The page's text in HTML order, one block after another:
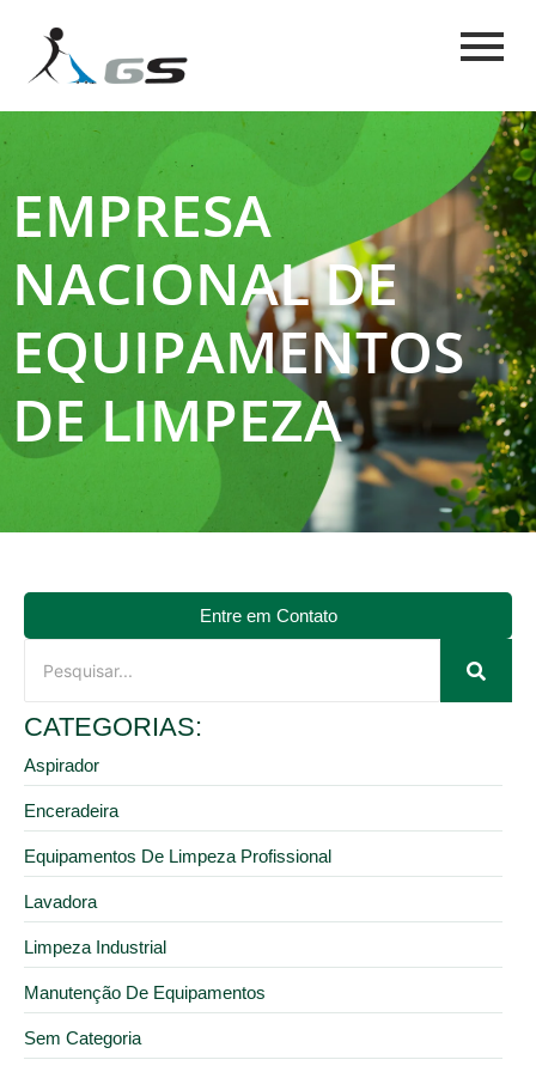
EMPRESA
NACIONAL DE
EQUIPAMENTOS
DE LIMPEZA
Entre em Contato
CATEGORIAS:
Aspirador
Enceradeira
Equipamentos De Limpeza Profissional
Lavadora
Limpeza Industrial
Manutenção De Equipamentos
Sem Categoria